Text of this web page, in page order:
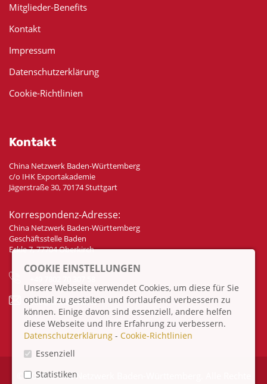
Mitglieder-Benefits
Kontakt
Impressum
Datenschutzerklärung
Cookie-Richtlinien
Kontakt
China Netzwerk Baden-Württemberg
c/o IHK Exportakademie
Jägerstraße 30, 70174 Stuttgart
Korrespondenz-Adresse:
China Netzwerk Baden-Württemberg
Geschäftsstelle Baden
Eckle 7, 77704 Oberkirch
info@china-bw.net
© 2026 China Netzwerk Baden-Württemberg. Alle Rechte
COOKIE EINSTELLUNGEN
Unsere Webseite verwendet Cookies, um diese für Sie
optimal zu gestalten und fortlaufend verbessern zu
können. Einige davon sind essenziell, andere helfen
diese Webseite und Ihre Erfahrung zu verbessern.
Datenschutzerklärung - Cookie-Richtlinien
Essenziell
Statistiken